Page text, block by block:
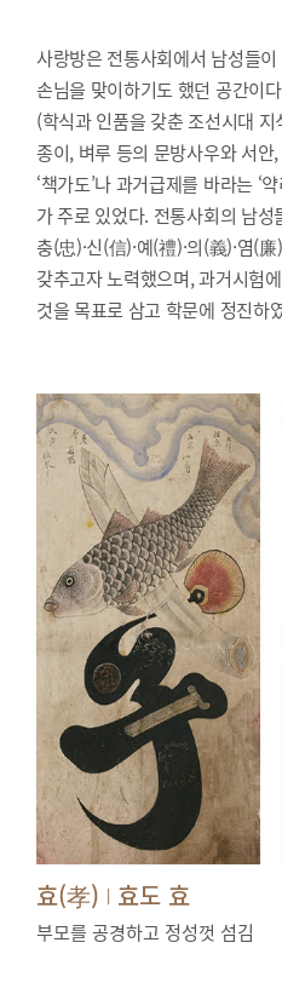
사랑방은 전통사회에서 남성들
손님을 맞이하기도 했던 공간이
(학식과 인품을 갖춘 조선시대
종이, 벼루 등의 문방사우와 서
‘책가도’나 과거급제를 바라는 ‘
가 주로 있었다. 전통사회의 남성
충(忠)·신(信)·예(禮)·의(義)·염(
갖추고자 노력했으며, 과거시험
것을 목표로 삼고 학문에 정진하
효(孝) | 효도 효
부모를 공경하고 정성껏 섬김